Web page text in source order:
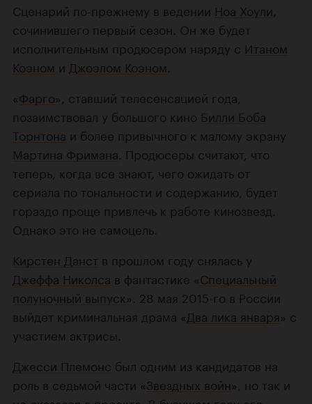
Сценарий по-прежнему в ведении Ноа Хоули
сочинившего первый сезон. Он же будет
исполнительным продюсером наряду с Итаном
Коэном и Джоэлом Коэном
«Фарго», ставший телесенсацией года,
позаимствовал у большого кино Билли Боба
Торнтона и более привычного к малому экрану
Мартина Фримана . Продюсеры считают, что
теперь, когда все знают, чего ожидать от
сериала по тональности и содержанию, будет
гораздо проще привлечь к работе кинозвезд.
Однако это не самоцель.
Кирстен Данст в прошлом году снялась у
Джеффа Николса в фантастике «Специальный
полуночный выпуск». 28 мая 2015-го в России
выйдет криминальная драма «Два лика января» с
участием актрисы.
Джесси Племонс был одним из кандидатов на
роль в седьмой части «Звездных войн», но так и